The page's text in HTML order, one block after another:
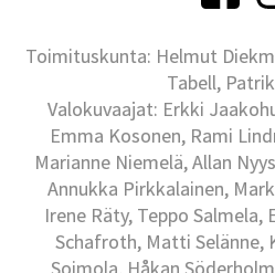
Toimituskunta: Helmut
Tabell,
Valokuvaajat: Erkki
Emma Kosonen, Rami
Marianne Niemelä, Allan
Annukka Pirkkalainen,
Irene Räty, Teppo Salmela,
Schafroth, Matti Selänne,